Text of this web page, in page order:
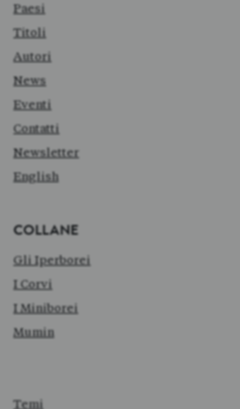
Paesi
Titoli
Autori
News
Eventi
Contatti
Newsletter
English
COLLANE
Gli Iperborei
I Corvi
I Miniborei
Mumin
Temi